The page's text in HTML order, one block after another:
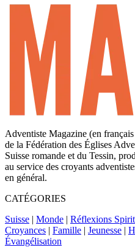
Adventiste Magazine (en
de la Fédération des Églises
Suisse romande et du Tessin,
au service des croyants
en général.
CATÉGORIES
Suisse | Monde | Réflexions
Croyances | Famille | Jeunesse |
Évangélisation